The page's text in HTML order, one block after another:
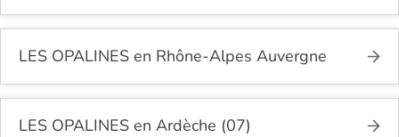
LES OPALINES en Rhône-Alpes Auvergne
LES OPALINES en Ardèche (07)